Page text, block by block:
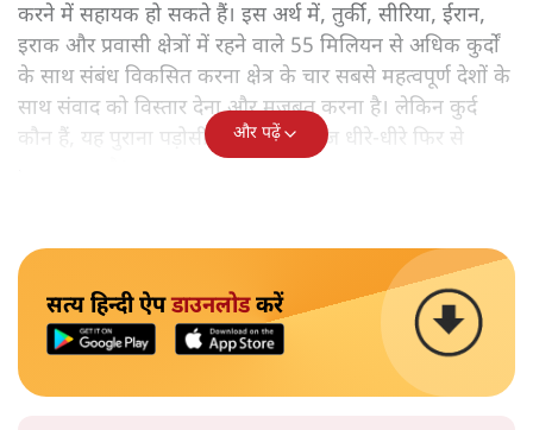
करने में सहायक हो सकते हैं। इस अर्थ में, तुर्की, सीरिया, ईरान,
इराक और प्रवासी क्षेत्रों में रहने वाले 55 मिलियन से अधिक कुर्दों
के साथ संबंध विकसित करना क्षेत्र के चार सबसे महत्वपूर्ण देशों के
साथ संवाद को विस्तार देना और मजबूत करना है। लेकिन कुर्द
कौन हैं, यह पुराना पड़ोसी जिसे भारत आज धीरे-धीरे फिर से
और पढ़ें
सत्य हिन्दी ऐपडाउनलोडकरें